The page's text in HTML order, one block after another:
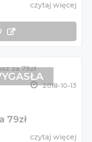
czytaj więcej
2018-10-13
79zł
czytaj więcej